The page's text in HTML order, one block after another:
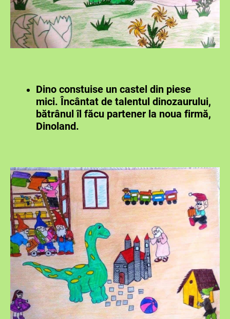
Dino constuise un castel din piese
mici. Încântat de talentul dinozaurului,
bătrânul îl făcu partener la noua firmă,
Dinoland.